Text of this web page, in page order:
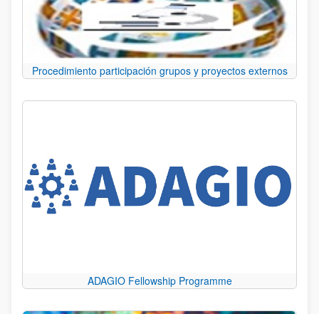
Procedimiento participación grupos y proyectos externos
ADAGIO Fellowship Programme